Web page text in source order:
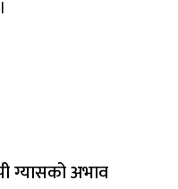
ग्यासको अभाव